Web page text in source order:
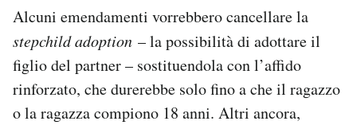
Alcuni emendamenti vorrebbero cancellare la
stepchild adoption – la possibilità di adottare il
figlio del partner – sostituendola con l’affido
rinforzato, che durerebbe solo fino a che il ragazzo
o la ragazza compiono 18 anni. Altri ancora,